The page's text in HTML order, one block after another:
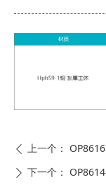
ꄴ 上一个： OP8616
ꄲ 下一个： OP8614